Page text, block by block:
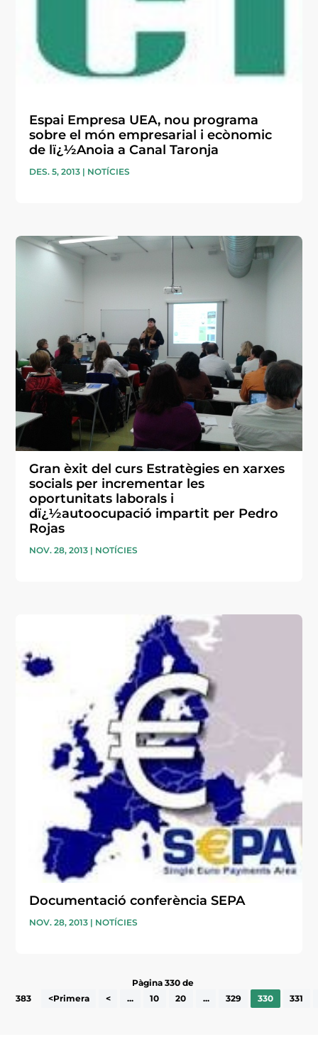
Espai Empresa UEA, nou programa
sobre el món empresarial i ecònomic
de lï¿½Anoia a Canal Taronja
DES. 5, 2013 | NOTÍCIES
Gran èxit del curs Estratègies en xarxes
socials per incrementar les
oportunitats laborals i
dï¿½autoocupació impartit per Pedro
Rojas
NOV. 28, 2013 | NOTÍCIES
Documentació conferència SEPA
NOV. 28, 2013 | NOTÍCIES
Pàgina 330 de
383
<Primera < ... 10 20 ... 329 330 331